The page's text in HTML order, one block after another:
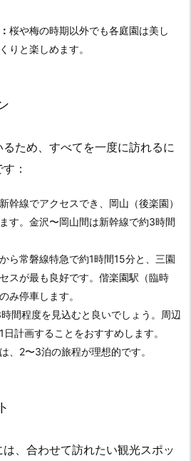
桜や梅の時期以外でも各庭園は美し
りと楽しめます。
ため、すべてを一度に訪れるに
：
幹線でアクセスでき、岡山（後楽園）
す。金沢〜岡山間は新幹線で約3時間
ら常磐線特急で約1時間15分と、三園
スが最も良好です。偕楽園駅（臨時
み停車します。
間程度を見込むと良いでしょう。周辺
計画することをおすすめします。
、2〜3泊の旅程が理想的です。
、合わせて訪れたい観光スポッ